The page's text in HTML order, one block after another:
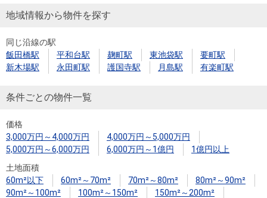
す
購入向け
サービス
住宅ロー
ンシミュ
住まい1プ
ラス（お
暮らしの
税金の本
（電子ブ
ック）
ド
住まいと
暮らしの
税金の本
売却ガイ
ド
地域情報から物件を探す
同じ沿線の駅
飯田橋駅
平和台駅 麹町駅 東池袋駅
要町駅
新木場駅
永田町駅 護国寺駅 月島駅 有楽町駅
条件ごとの物件一覧
価格
3,000万円～4,000万円
4,000万円～5,000万円
5,000万円～6,000万円
6,000万円～1億円
1億円以上
土地面積
60m²以下
60m²～70m² 70m²～80m²
80m²～90m²
90m²～100m²
100m²～150m²
150m²～200m²